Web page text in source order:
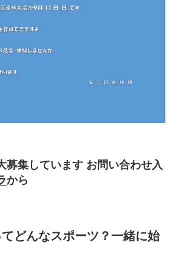
募集しています お問い合わせ入
から
どんなスポーツ？一緒に始